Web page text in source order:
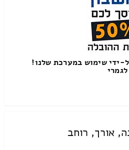
ידי שימוש במערכת שלנו!
אורך, רוחב